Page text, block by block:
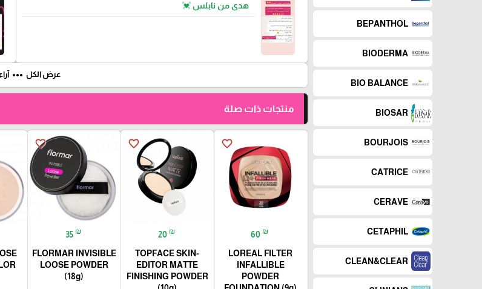
BEPANTHOL
BIODERMA
BIO BALANCE
BIOSAR
BOURJOIS
CATRICE
CERAVE
CETAPHIL
CLEAN&CLEAR
هدى من نابلس 💓
عرض الكل more_horiz
منتجات ذات صلة
favorite_border
60 ₪
LOREAL FILTER
INFALLIBLE
POWDER
favorite_border
20 ₪
TOPFACE SKIN-
EDITOR MATTE
FINISHING POWDER
favorite_border
35 ₪
FLORMAR INVISIBLE
LOOSE POWDER
(18g)